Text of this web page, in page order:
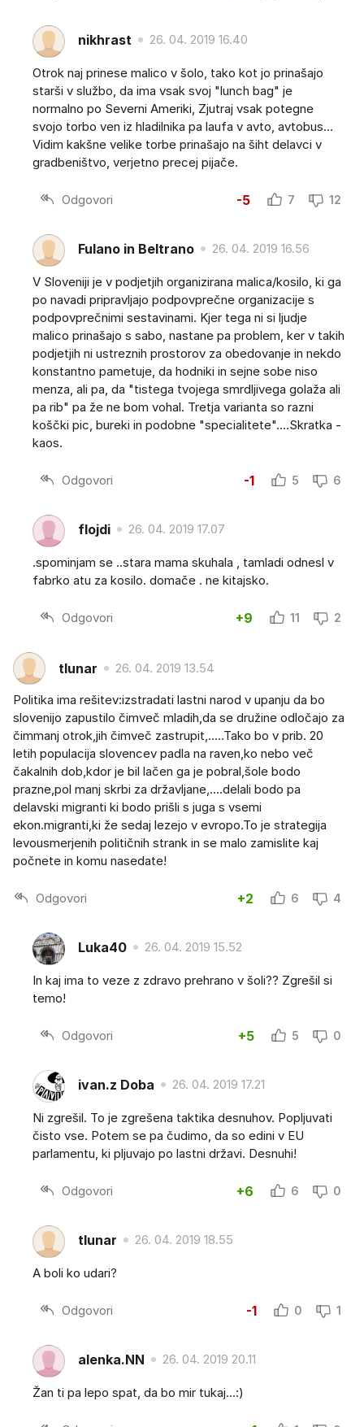
nikhrast 26. 04. 2019 16.40
Otrok naj prinese malico v šolo, tako kot jo prinašajo
starši v službo, da ima vsak svoj "lunch bag" je
normalno po Severni Ameriki, Zjutraj vsak potegne
svojo torbo ven iz hladilnika pa laufa v avto, avtobus...
Vidim kakšne velike torbe prinašajo na šiht delavci v
gradbeništvo, verjetno precej pijače.
Odgovori -5 7 12
Fulano in Beltrano 26. 04. 2019 16.56
V Sloveniji je v podjetjih organizirana malica/kosilo, ki ga
po navadi pripravljajo podpovprečne organizacije s
podpovprečnimi sestavinami. Kjer tega ni si ljudje
malico prinašajo s sabo, nastane pa problem, ker v takih
podjetjih ni ustreznih prostorov za obedovanje in nekdo
konstantno pametuje, da hodniki in sejne sobe niso
menza, ali pa, da "tistega tvojega smrdljivega golaža ali
pa rib" pa že ne bom vohal. Tretja varianta so razni
koščki pic, bureki in podobne "specialitete"....Skratka -
kaos.
Odgovori -1 5 6
flojdi 26. 04. 2019 17.07
.spominjam se ..stara mama skuhala , tamladi odnesl v
fabrko atu za kosilo. domače . ne kitajsko.
Odgovori +9 11 2
tlunar 26. 04. 2019 13.54
Politika ima rešitev:izstradati lastni narod v upanju da bo
slovenijo zapustilo čimveč mladih,da se družine odločajo za
čimmanj otrok,jih čimveč zastrupit,.....Tako bo v prib. 20
letih populacija slovencev padla na raven,ko nebo več
čakalnih dob,kdor je bil lačen ga je pobral,šole bodo
prazne,pol manj skrbi za državljane,....delali bodo pa
delavski migranti ki bodo prišli s juga s vsemi
ekon.migranti,ki že sedaj lezejo v evropo.To je strategija
levousmerjenih političnih strank in se malo zamislite kaj
počnete in komu nasedate!
Odgovori +2 6 4
Luka40 26. 04. 2019 15.52
In kaj ima to veze z zdravo prehrano v šoli?? Zgrešil si
temo!
Odgovori +5 5 0
ivan.z Doba 26. 04. 2019 17.21
Ni zgrešil. To je zgrešena taktika desnuhov. Popljuvati
čisto vse. Potem se pa čudimo, da so edini v EU
parlamentu, ki pljuvajo po lastni državi. Desnuhi!
Odgovori +6 6 0
tlunar 26. 04. 2019 18.55
A boli ko udari?
Odgovori -1 0 1
alenka.NN 26. 04. 2019 20.11
Žan ti pa lepo spat, da bo mir tukaj...:)